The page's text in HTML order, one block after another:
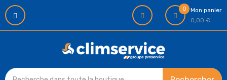
0
Mon panier
0,00 €